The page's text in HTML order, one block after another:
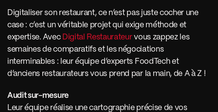
Digitaliser son restaurant, ce n’est pas juste cocher une
case : c’est un véritable projet qui exige méthode et
expertise. Avec Digital Restaurateur vous zappez les
semaines de comparatifs et les négociations
interminables : leur équipe d’experts FoodTech et
d’anciens restaurateurs vous prend par la main, de A à Z !
Audit sur-mesure
Leur équipe réalise une cartographie précise de vos